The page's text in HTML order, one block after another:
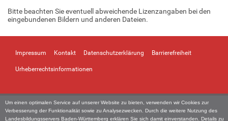
Um einen optimalen Service auf unserer Website zu bieten, verwenden wir Cookies zur
Verbesserung der Funktionalität sowie zu Analysezwecken. Durch die weitere Nutzung des
Landesbildungsservers Baden-Württemberg erklären Sie sich damit einverstanden. Details zu
Bitte beachten Sie eventuell abweichende Lizenzangaben bei den
eingebundenen Bildern und anderen Dateien.
Impressum Kontakt Datenschutzerklärung Barrierefreiheit
Urheberrechtsinformationen